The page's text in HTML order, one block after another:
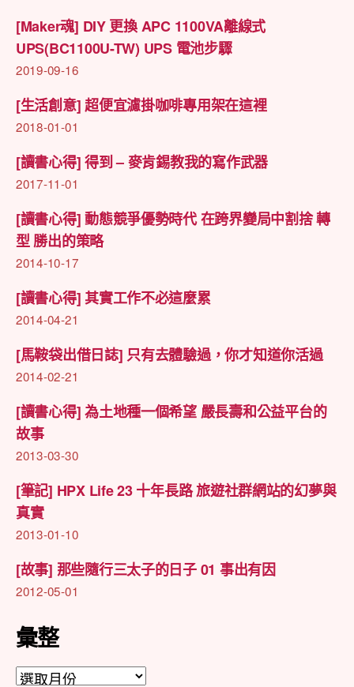
實
[Maker魂] DIY 更換 APC 1100VA離線式
UPS(BC1100U-TW) UPS 電池步驟
2019-09-16
[生活創意] 超便宜濾掛咖啡專用架在這裡
2018-01-01
[讀書心得] 得到 – 麥肯錫教我的寫作武器
2017-11-01
[讀書心得] 動態競爭優勢時代 在跨界變局中割捨 轉
型 勝出的策略
2014-10-17
[讀書心得] 其實工作不必這麼累
2014-04-21
[馬鞍袋出借日誌] 只有去體驗過，你才知道你活過
2014-02-21
[讀書心得] 為土地種一個希望 嚴長壽和公益平台的
故事
2013-03-30
[筆記] HPX Life 23 十年長路 旅遊社群網站的幻夢與
真實
2013-01-10
[故事] 那些隨行三太子的日子 01 事出有因
2012-05-01
彙整
彙